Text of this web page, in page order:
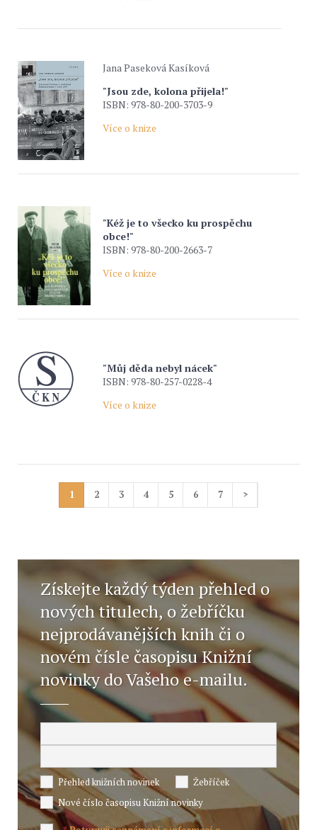
Jana Paseková Kasíková
"Jsou zde, kolona přijela!"
ISBN: 978-80-200-3703-9
Více o knize
"Kéž je to všecko ku prospěchu
obce!"
ISBN: 978-80-200-2663-7
Více o knize
"Můj děda nebyl nácek"
ISBN: 978-80-257-0228-4
Více o knize
1 2 3 4 5 6 7 >
Získejte každý týden přehled o
nových titulech, o žebříčku
nejprodávanějších knih či o
novém čísle časopisu Knižní
novinky do Vašeho e-mailu.
Přehled knižních novinek
Žebříček
Nové číslo časopisu Knižní novinky